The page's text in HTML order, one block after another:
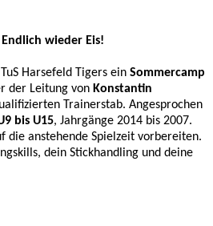
Endlich wieder Eis!
Harsefeld Tigers ein Sommercamp
der Leitung von Konstantin
Trainerstab. Angesprochen
bis U15, Jahrgänge 2014 bis 2007.
anstehende Spielzeit vorbereiten.
dein Stickhandling und deine